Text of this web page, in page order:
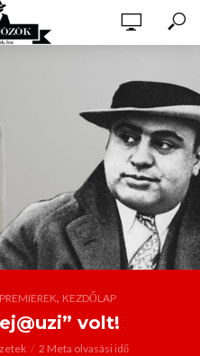
, KEZDŐLAP
volt!
2 Meta olvasási idő